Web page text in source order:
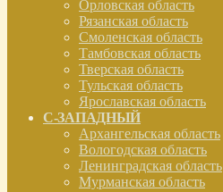
Орловская область
Рязанская область
Смоленская область
Тамбовская область
Тверская область
Тульская область
Ярославская область
С-ЗАПАДНЫЙ
Архангельская область
Вологодская область
Ленинградская область
Мурманская область